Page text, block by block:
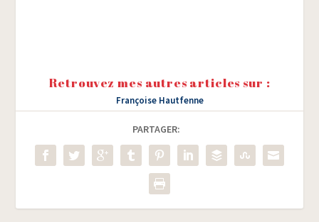
Retrouvez mes autres articles sur :
Françoise Hautfenne
PARTAGER: